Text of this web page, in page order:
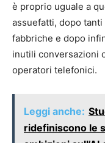
è proprio uguale a
assuefatti, dopo
fabbriche e dopo
inutili conversazioni
operatori telefonici.
Leggi anche:
ridefiniscono le